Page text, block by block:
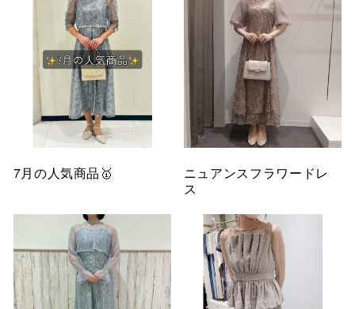
7月の人気商品🥇
ニュアンスフラワードレ
ス